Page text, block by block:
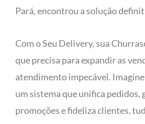
Pará, encontrou a solução
Com o Seu Delivery, sua
que precisa para expandir as
atendimento impecável.
um sistema que unifica pedidos,
promoções e fideliza clientes,